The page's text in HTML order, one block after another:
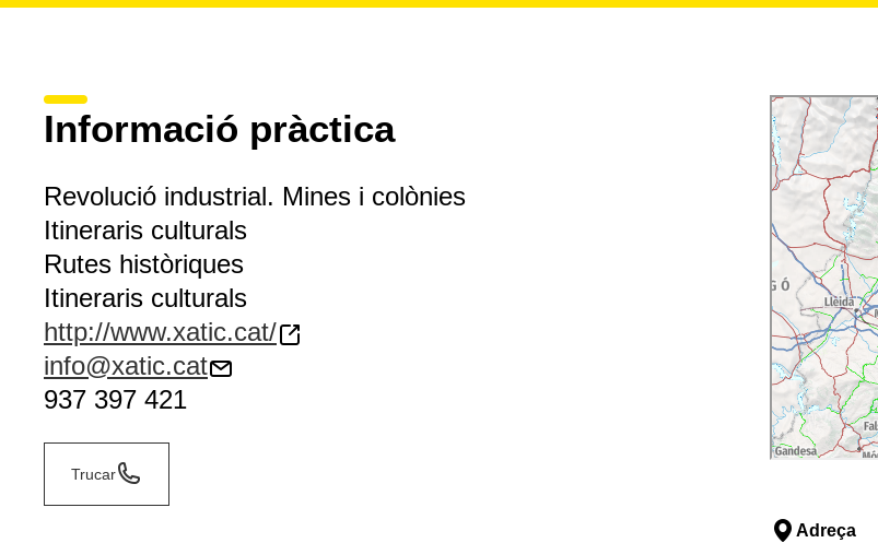
Informació pràctica
Revolució industrial. Mines i colònies
Itineraris culturals
Rutes històriques
Itineraris culturals
http://www.xatic.cat/
info@xatic.cat
937 397 421
Trucar
Adreça